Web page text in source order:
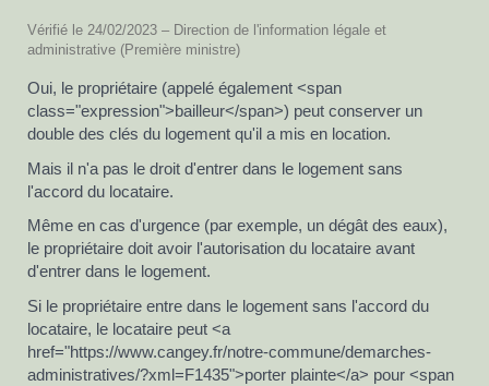
Vérifié le 24/02/2023 – Direction de l'information légale et
administrative (Première ministre)
Oui, le propriétaire (appelé également <span
class="expression">bailleur</span>) peut conserver un
double des clés du logement qu'il a mis en location.
Mais il n'a pas le droit d'entrer dans le logement sans
l'accord du locataire.
Même en cas d'urgence (par exemple, un dégât des eaux),
le propriétaire doit avoir l'autorisation du locataire avant
d'entrer dans le logement.
Si le propriétaire entre dans le logement sans l'accord du
locataire, le locataire peut <a
href="https://www.cangey.fr/notre-commune/demarches-
administratives/?xml=F1435">porter plainte</a> pour <span